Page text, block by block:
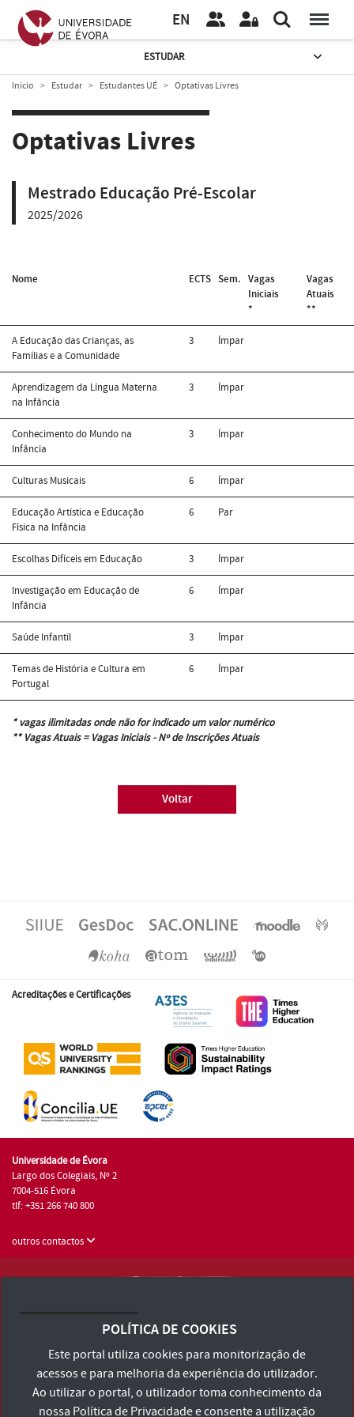
EN
ESTUDAR
Início Estudar Estudantes UÉ Optativas Livres
Optativas Livres
Mestrado Educação Pré-Escolar
2025/2026
Nome ECTS Sem. Vagas
Iniciais
*
Vagas
Atuais
**
A Educação das Crianças, as
Famílias e a Comunidade
3 Ímpar
Aprendizagem da Língua Materna
na Infância
3 Ímpar
Conhecimento do Mundo na
Infância
3 Ímpar
Culturas Musicais 6 Ímpar
Educação Artística e Educação
Física na Infância
6 Par
Escolhas Difíceis em Educação 3 Ímpar
Investigação em Educação de
Infância
6 Ímpar
Saúde Infantil 3 Ímpar
Temas de História e Cultura em
Portugal
6 Ímpar
* vagas ilimitadas onde não for indicado um valor numérico
** Vagas Atuais = Vagas Iniciais - Nº de Inscrições Atuais
Voltar
Acreditações e Certificações
Universidade de Évora
Largo dos Colegiais, Nº 2
7004-516 Évora
tlf: +351 266 740 800
outros contactos
Consulte os Termos e Condições e Política de Privacidade
Declaração de Acessibilidade
POLÍTICA DE COOKIES
Este portal utiliza cookies para monitorização de
acessos e para melhoria da experiência do utilizador.
Ao utilizar o portal, o utilizador toma conhecimento da
nossa Política de Privacidadee consente a utilização